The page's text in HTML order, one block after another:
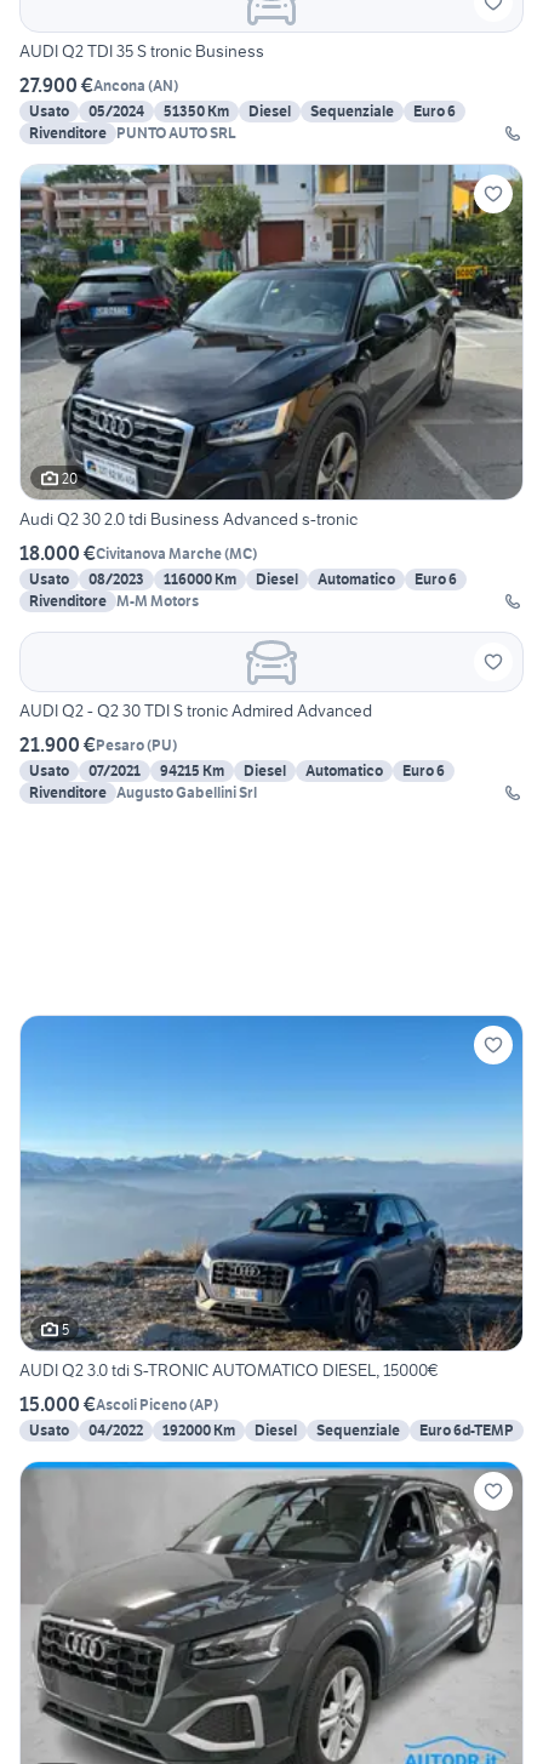
AUDI Q2 TDI 35 S tronic Business
27.900 €Ancona (AN)
Usato
05/2024 51350 Km Diesel Sequenziale
Euro 6
Rivenditore PUNTO AUTO SRL
20
Audi Q2 30 2.0 tdi Business Advanced s-tronic
18.000 €Civitanova Marche(MC)
Usato
08/2023 116000 Km Diesel Automatico
Euro 6
Rivenditore M-M Motors
AUDI Q2 - Q2 30 TDI S tronic Admired Advanced
21.900 €Pesaro(PU)
Usato
07/2021 94215 Km Diesel Automatico
Euro 6
Rivenditore Augusto Gabellini Srl
5
AUDI Q2 3.0 tdi S-TRONIC AUTOMATICO DIESEL, 15000€
15.000 €Ascoli Piceno(AP)
Usato
04/2022 192000 Km Diesel Sequenziale Euro 6d-TEMP